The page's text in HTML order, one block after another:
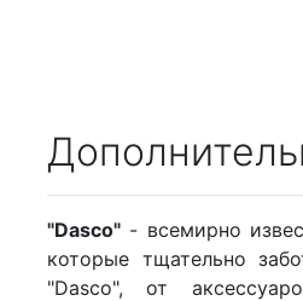
"Dasco" - всемирно
которые тщательно
"Dasco", от